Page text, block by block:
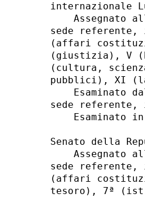
internazionale
Assegnato
sede
(affari
(giustizia), V
(cultura,
pubblici), XI
Esaminato
sede referente,
Esaminato
Senato della
Assegnato
sede referente,
(affari
tesoro), 7ª